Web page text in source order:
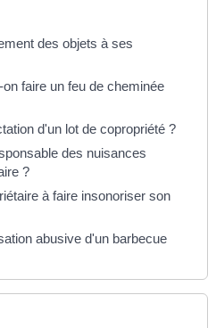
des objets à ses
faire un feu de cheminée
d'un lot de copropriété ?
des nuisances
?
à faire insonoriser son
abusive d'un barbecue